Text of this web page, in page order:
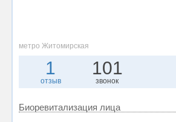
метро Житомирская
1
отзыв
101
звонок
Биоревитализация лица